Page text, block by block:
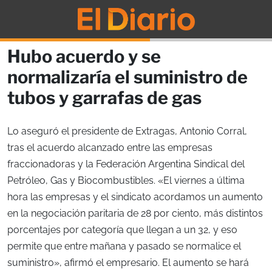
Hubo acuerdo y se
normalizaría el suministro de
tubos y garrafas de gas
Lo aseguró el presidente de Extragas, Antonio Corral,
tras el acuerdo alcanzado entre las empresas
fraccionadoras y la Federación Argentina Sindical del
Petróleo, Gas y Biocombustibles. «El viernes a última
hora las empresas y el sindicato acordamos un aumento
en la negociación paritaria de 28 por ciento, más distintos
porcentajes por categoría que llegan a un 32, y eso
permite que entre mañana y pasado se normalice el
suministro», afirmó el empresario. El aumento se hará